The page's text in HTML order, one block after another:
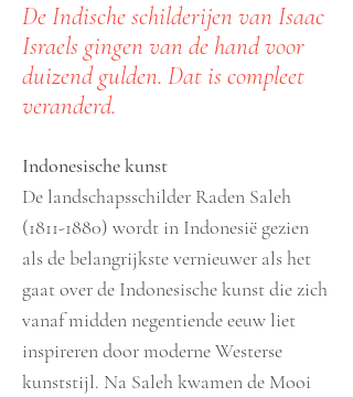
De Indische schilderijen van Isaac
Israels gingen van de hand voor
duizend gulden. Dat is compleet
veranderd.
Indonesische kunst
De landschapsschilder Raden Saleh
(1811-1880) wordt in Indonesië gezien
als de belangrijkste vernieuwer als het
gaat over de Indonesische kunst die zich
vanaf midden negentiende eeuw liet
inspireren door moderne Westerse
kunststijl. Na Saleh kwamen de Mooi